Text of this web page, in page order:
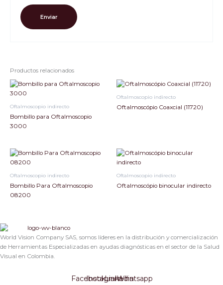
Productos relacionados
Oftalmoscopio indirecto
Bombillo para Oftalmoscopio
3000
Oftalmoscopio indirecto
Oftalmoscópio Coaxcial (11720)
Oftalmoscopio indirecto
Bombillo Para Oftalmoscopio
08200
Oftalmoscopio indirecto
Oftalmoscópio binocular indirecto
World Vision Company SAS, somos líderes en la distribución y comercialización
de Herramientas Especializadas en ayudas diagnósticas en el sector de la Salud
Visual en Colombia.
Facebook
Instagram
Linkedin
Whatsapp